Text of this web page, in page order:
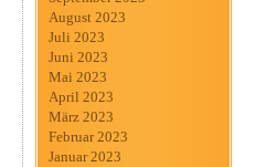
August 2023
Juli 2023
Juni 2023
Mai 2023
April 2023
März 2023
Februar 2023
Januar 2023